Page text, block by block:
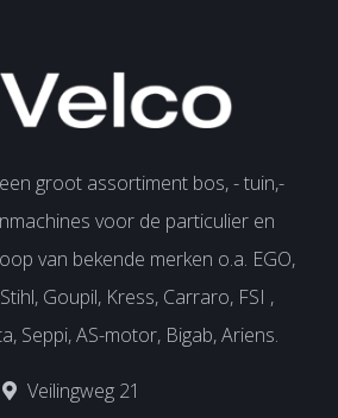
groot assortiment bos, - tuin,-
voor de particulier en
van bekende merken o.a. EGO,
Goupil, Kress, Carraro, FSI ,
Seppi, AS-motor, Bigab, Ariens.
Veilingweg 21